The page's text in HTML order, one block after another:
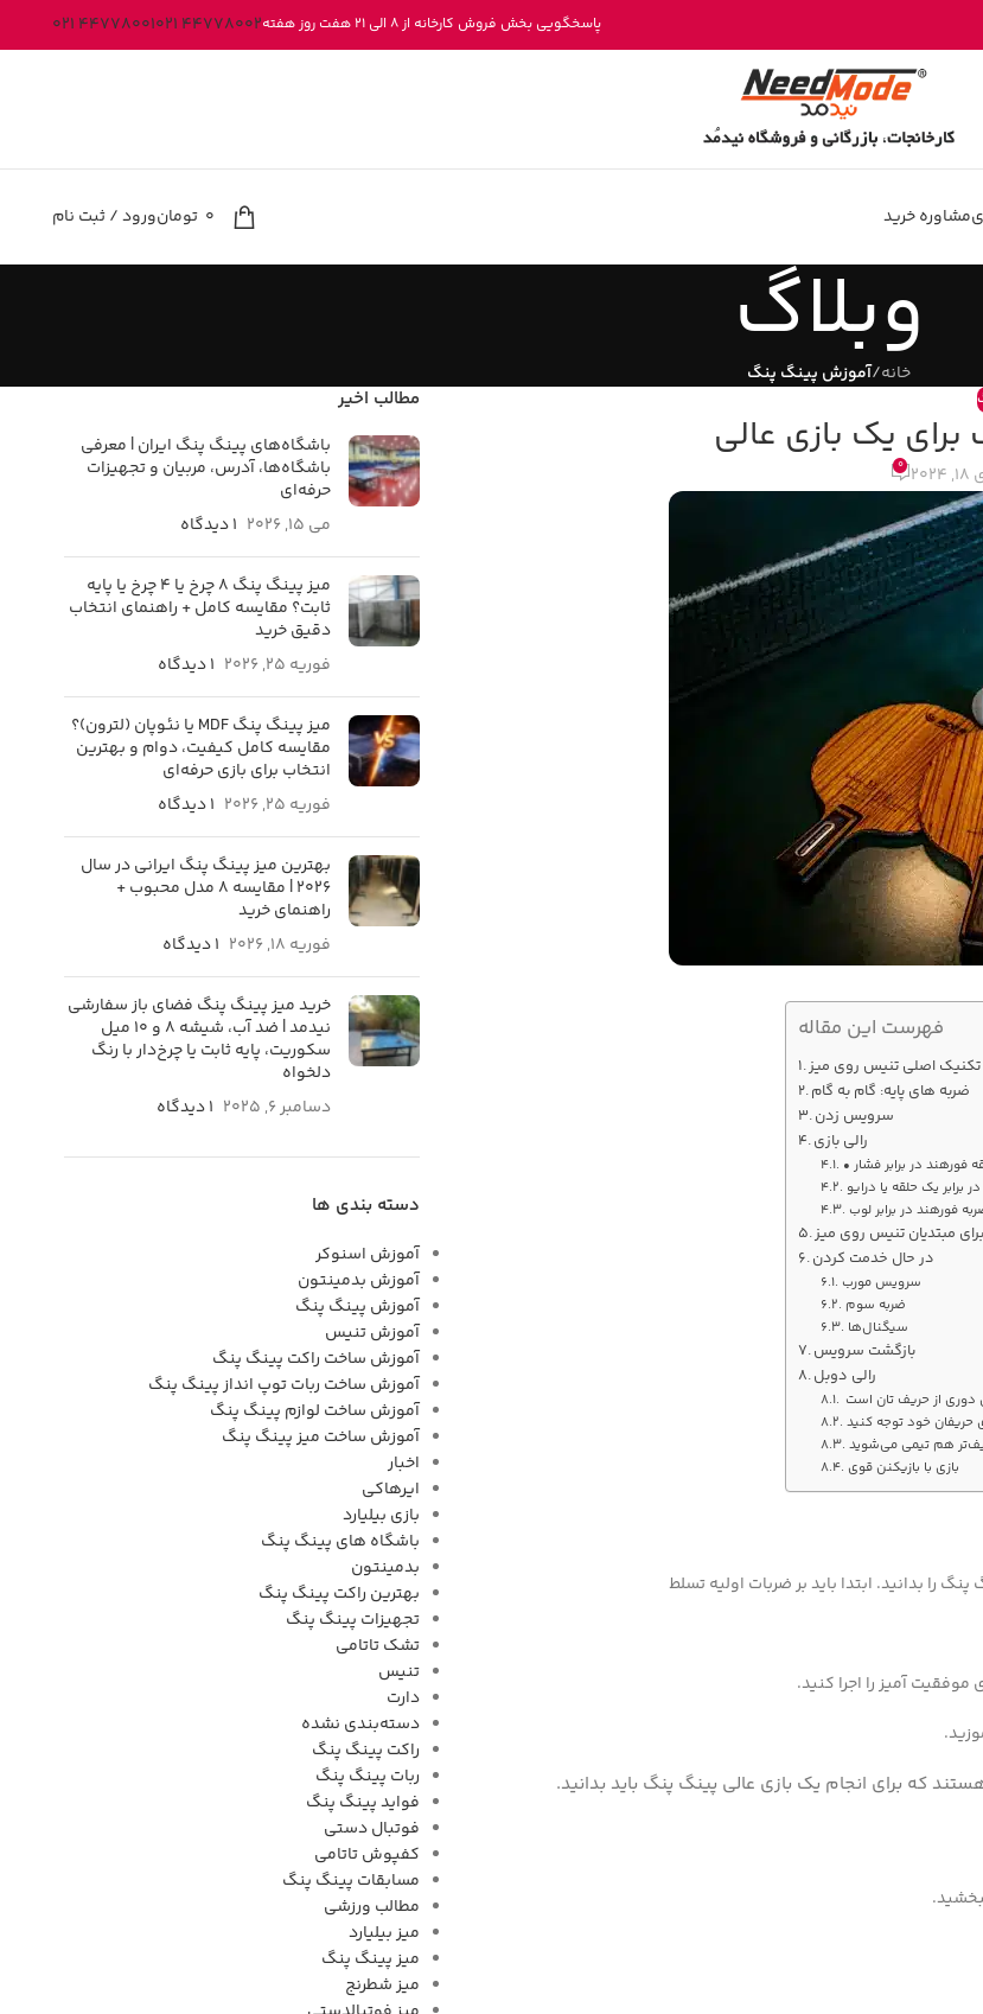
پاسخگویی بخش فروش کارخانه از 8 الی 21 هفت روز هفته 44778002 021
44778001 021
مشاوره خرید تومان 0 ورود / ثبت نام
وبلاگ
خانه/آموزش پینگ پنگ
یک بازی عالی
0
فهرست این مقاله
تکنیک اصلی تنیس روی میز
ضربه های پایه: گام به گام
سرویس زدن
رالی بازی
برابر یک حلقه یا درایو
فورهند در برابر لوب
مبتدیان تنیس روی میز
در حال خدمت کردن
سرویس مورب
ضربه سوم
سیگنال‌ها
بازگشت سرویس
رالی دوبل
از حریف تان است
هم تیمی می‌شوید
بازی با بازیکنن قوی
را بدانید. ابتدا باید بر ضربات اولیه تسلط
آمیز را اجرا کنید.
که برای انجام یک بازی عالی پینگ پنگ باید بدانید.
مطالب اخیر
باشگاه‌های پینگ پنگ ایران | معرفی
باشگاه‌ها، آدرس، مربیان و تجهیزات
حرفه‌ای
می 15, 2026
۱ دیدگاه
میز پینگ پنگ 8 چرخ یا 4 چرخ یا پایه
ثابت؟ مقایسه کامل + راهنمای انتخاب
دقیق خرید
فوریه 25, 2026
۱ دیدگاه
میز پینگ پنگ MDF یا نئوپان (لترون)؟
مقایسه کامل کیفیت، دوام و بهترین
انتخاب برای بازی حرفه‌ای
فوریه 25, 2026
۱ دیدگاه
بهترین میز پینگ پنگ ایرانی در سال
۲۰۲۶ | مقایسه ۸ مدل محبوب +
راهنمای خرید
فوریه 18, 2026
۱ دیدگاه
خرید میز پینگ پنگ فضای باز سفارشی
نیدمد | ضد آب، شیشه ۸ و ۱۰ میل
سکوریت، پایه ثابت یا چرخ‌دار با رنگ
دلخواه
دسامبر 6, 2025
۱ دیدگاه
دسته بندی ها
آموزش اسنوکر
آموزش بدمینتون
آموزش پینگ پنگ
آموزش تنیس
آموزش ساخت راکت پینگ پنگ
آموزش ساخت ربات توپ انداز پینگ پنگ
آموزش ساخت لوازم پینگ پنگ
آموزش ساخت میز پینگ پنگ
اخبار
ایرهاکی
بازی بیلیارد
باشگاه های پینگ پنگ
بدمینتون
بهترین راکت پینگ پنگ
تجهیزات پینگ پنگ
تشک تاتامی
تنیس
دارت
دسته‌بندی نشده
راکت پینگ پنگ
ربات پینگ پنگ
فواید پینگ پنگ
فوتبال دستی
کفپوش تاتامی
مسابقات پینگ پنگ
مطالب ورزشی
میز بیلیارد
میز پینگ پنگ
میز شطرنج